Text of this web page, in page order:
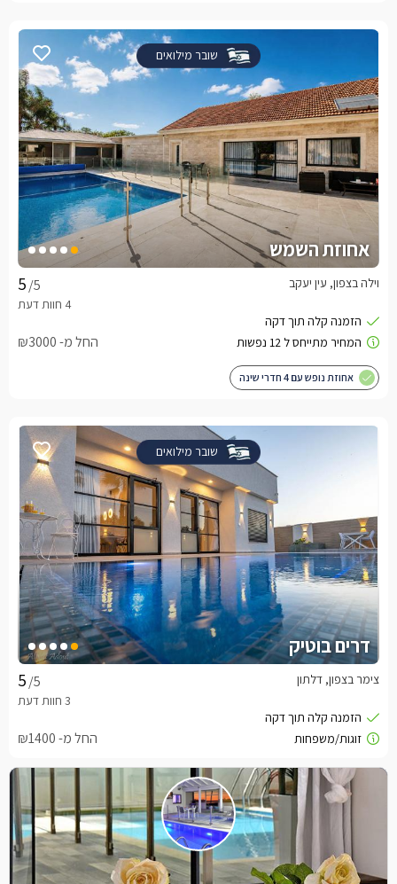
שובר מילואים
אחוזת השמש
/5 וילה בצפון, עין יעקב
החל מ- ₪3000
אחוזת נופש עם 4 חדרי שינה
שובר מילואים
דרים בוטיק
/5 צימר בצפון, דלתון
החל מ- ₪1400